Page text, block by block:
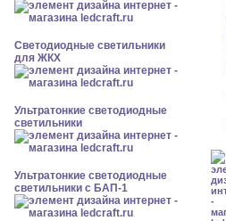
Светодиодные светильники
для ЖКХ
Ультратонкие светодиодные
светильники
Ультратонкие светодиодные
светильники с БАП-1